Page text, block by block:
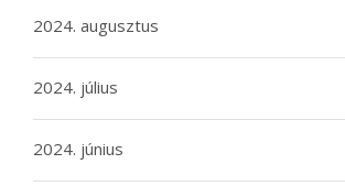
2024. augusztus
2024. július
2024. június